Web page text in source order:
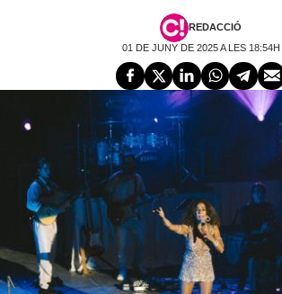
REDACCIÓ
01 DE JUNY DE 2025 A LES 18:54H